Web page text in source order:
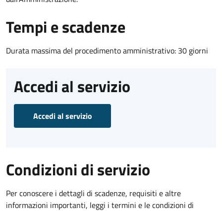
Tempi e scadenze
Durata massima del procedimento amministrativo: 30 giorni
Accedi al servizio
Accedi al servizio
Condizioni di servizio
Per conoscere i dettagli di scadenze, requisiti e altre
informazioni importanti, leggi i termini e le condizioni di